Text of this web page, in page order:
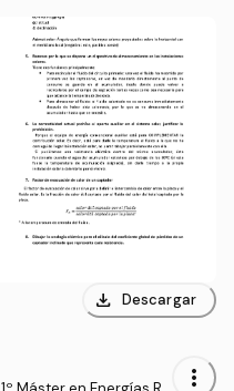
download Descargar
more_vert